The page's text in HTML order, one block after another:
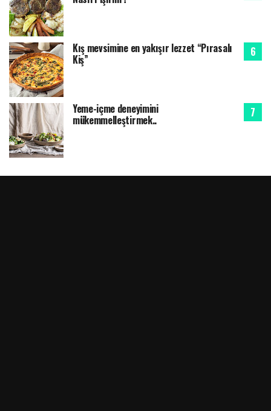
Kış mevsimine en yakışır lezzet “Pırasalı
Kiş”
Yeme-içme deneyimini
mükemmelleştirmek..